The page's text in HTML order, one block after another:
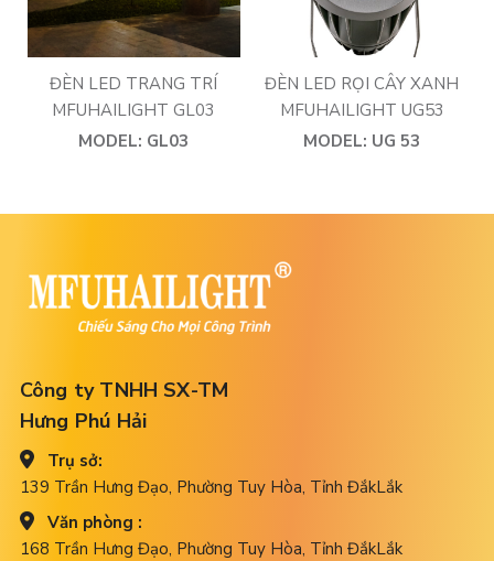
ĐÈN LED TRANG TRÍ
MFUHAILIGHT GL03
MODEL: GL03
ĐÈN LED RỌI CÂY XANH
MFUHAILIGHT UG53
MODEL: UG 53
Công ty TNHH SX-TM
Hưng Phú Hải
Trụ sở:
139 Trần Hưng Đạo, Phường Tuy Hòa, Tỉnh ĐắkLắk
Văn phòng :
168 Trần Hưng Đạo, Phường Tuy Hòa, Tỉnh ĐắkLắk